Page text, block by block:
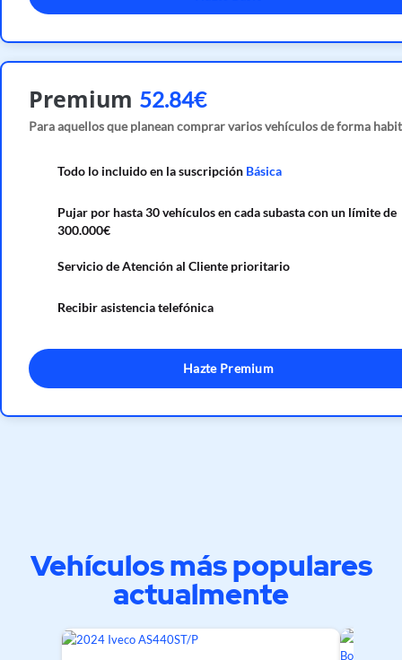
Premium 52.84€
Para aquellos que planean comprar varios vehículos de forma
Todo lo incluido en la suscripción Básica
Pujar por hasta 30 vehículos en cada subasta con un límite de
300.000€
Servicio de Atención al Cliente prioritario
Recibir asistencia telefónica
Hazte Premium
Vehículos más populares
actualmente